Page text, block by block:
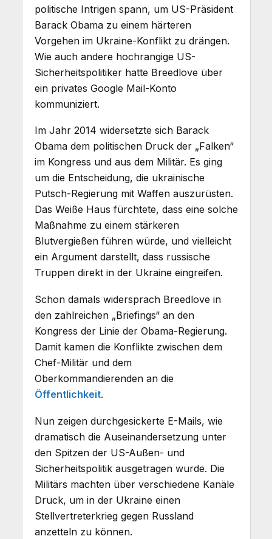
politische Intrigen spann, um US-Präsident
Barack Obama zu einem härteren
Vorgehen im Ukraine-Konflikt zu drängen.
Wie auch andere hochrangige US-
Sicherheitspolitiker hatte Breedlove über
ein privates Google Mail-Konto
kommuniziert.
Im Jahr 2014 widersetzte sich Barack
Obama dem politischen Druck der „Falken“
im Kongress und aus dem Militär. Es ging
um die Entscheidung, die ukrainische
Putsch-Regierung mit Waffen auszurüsten.
Das Weiße Haus fürchtete, dass eine solche
Maßnahme zu einem stärkeren
Blutvergießen führen würde, und vielleicht
ein Argument darstellt, dass russische
Truppen direkt in der Ukraine eingreifen.
Schon damals widersprach Breedlove in
den zahlreichen „Briefings“ an den
Kongress der Linie der Obama-Regierung.
Damit kamen die Konflikte zwischen dem
Chef-Militär und dem
Oberkommandierenden an die
Öffentlichkeit.
Nun zeigen durchgesickerte E-Mails, wie
dramatisch die Auseinandersetzung unter
den Spitzen der US-Außen- und
Sicherheitspolitik ausgetragen wurde. Die
Militärs machten über verschiedene Kanäle
Druck, um in der Ukraine einen
Stellvertreterkrieg gegen Russland
anzetteln zu können.